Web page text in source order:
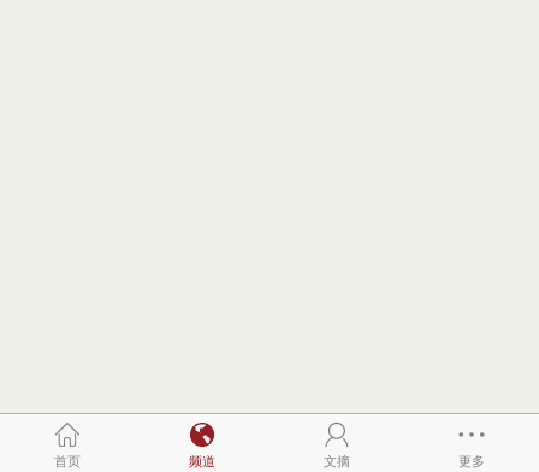
首页 频道 文摘 更多